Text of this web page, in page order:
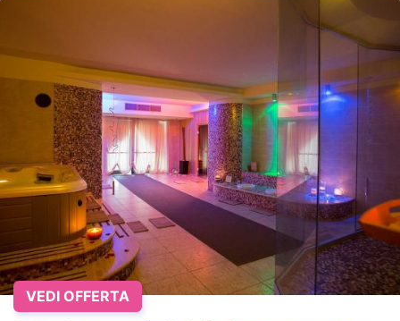
VEDI OFFERTA